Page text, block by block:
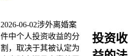
2026-06-02涉外离婚案
件中个人投资收益的分
割，取决于其被认定为
投资收